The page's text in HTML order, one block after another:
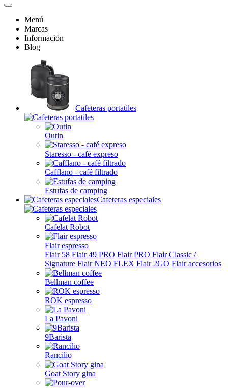
Menú
Marcas
Información
Blog
Cafeteras portatiles
Outin
Staresso - café expreso
Cafflano - café filtrado
Estufas de camping
Cafeteras especiales
Cafelat Robot
Flair espresso
Flair 58 Flair 49 PRO Flair PRO Flair Classic /
Signature Flair NEO FLEX Flair 2GO Flair accesorios
Bellman coffee
ROK espresso
La Pavoni
9Barista
Rancilio
Goat Story gina